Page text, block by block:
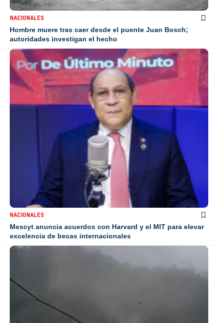
NACIONALES
Hombre muere tras caer desde el puente Juan Bosch;
autoridades investigan el hecho
NACIONALES
Mescyt anuncia acuerdos con Harvard y el MIT para elevar
excelencia de becas internacionales